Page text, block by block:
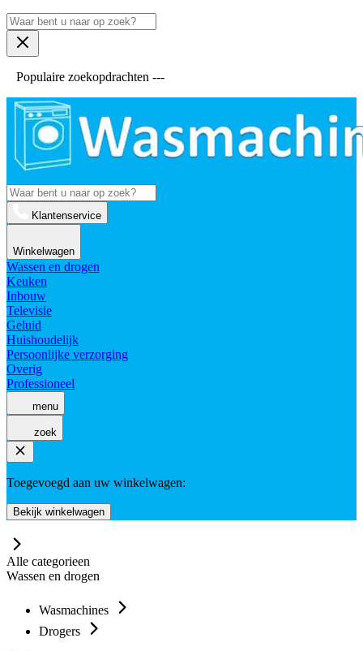
Populaire zoekopdrachten ---
Klantenservice
Winkelwagen
Wassen en drogen
Keuken
Inbouw
Televisie
Geluid
Huishoudelijk
Persoonlijke verzorging
Overig
Professioneel
menu
zoek
Toegevoegd aan uw winkelwagen:
Bekijk winkelwagen
Alle categorieen
Wassen en drogen
Wasmachines
Drogers